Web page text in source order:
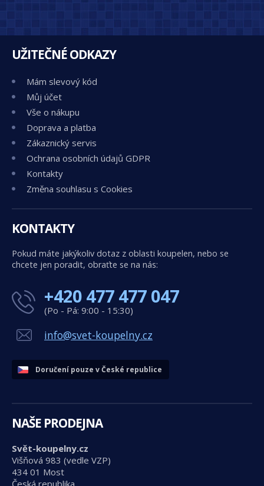
UŽITEČNÉ ODKAZY
Mám slevový kód
Můj účet
Vše o nákupu
Doprava a platba
Zákaznický servis
Ochrana osobních údajů GDPR
Kontakty
Změna souhlasu s Cookies
KONTAKTY
Pokud máte jakýkoliv dotaz z oblasti koupelen, nebo se
chcete jen poradit, obraťte se na nás:
+420 477 477 047
(Po - Pá: 9:00 - 15:30)
info@svet-koupelny.cz
Doručení pouze v České republice
NAŠE PRODEJNA
Svět-koupelny.cz
Višňová 983 (vedle VZP)
434 01 Most
Česká republika